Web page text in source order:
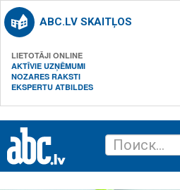
ABC.LV SKAITĻOS
LIETOTĀJI ONLINE
AKTĪVIE UZŅĒMUMI
NOZARES RAKSTI
EKSPERTU ATBILDES